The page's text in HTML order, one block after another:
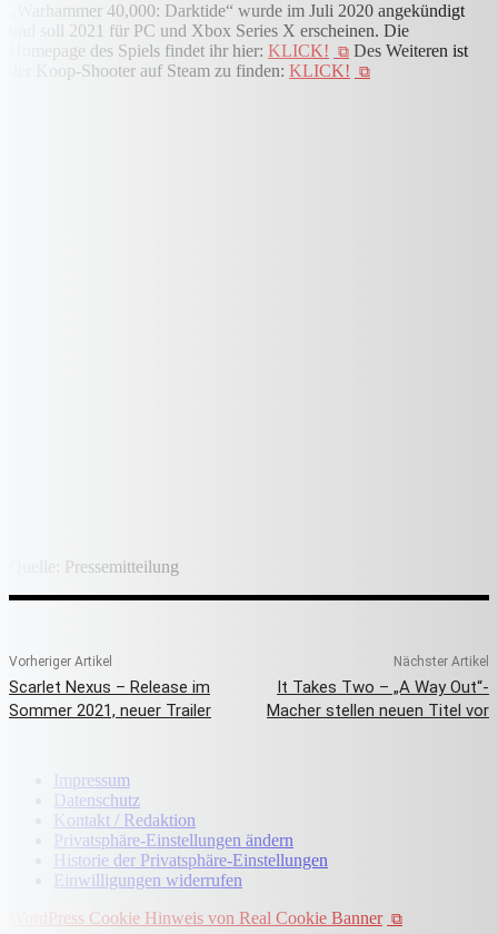
„Warhammer 40,000: Darktide“ wurde im Juli 2020 angekündigt
und soll 2021 für PC und Xbox Series X erscheinen. Die
Homepage des Spiels findet ihr hier: KLICK!
Des Weiteren ist
der Koop-Shooter auf Steam zu finden: KLICK!
Quelle: Pressemitteilung
Vorheriger Artikel
Scarlet Nexus – Release im
Sommer 2021, neuer Trailer
Nächster Artikel
It Takes Two – „A Way Out“-
Macher stellen neuen Titel vor
Impressum
Datenschutz
Kontakt / Redaktion
Privatsphäre-Einstellungen ändern
Historie der Privatsphäre-Einstellungen
Einwilligungen widerrufen
WordPress Cookie Hinweis von Real Cookie Banner